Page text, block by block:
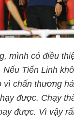
mình có điều
Nếu Tiến Linh
vì chấn thương
được. Chạy
được. Vì vậy